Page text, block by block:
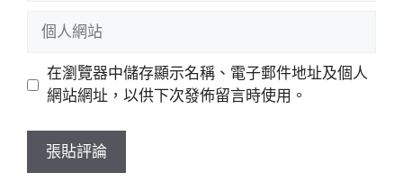
站
在瀏覽器中儲存顯示名稱、電子郵件地址及個人
網站網址，以供下次發佈留言時使用。